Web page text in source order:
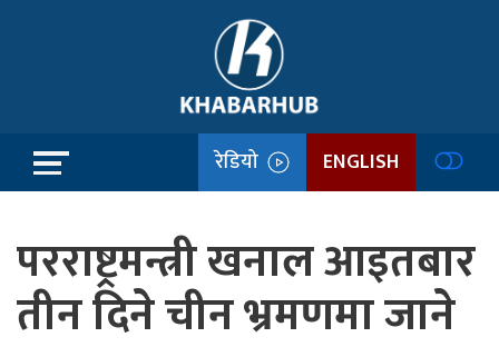
रेडियो ENGLISH
परराष्ट्रमन्त्री खनाल आइतबार
तीन दिने चीन भ्रमणमा जाने